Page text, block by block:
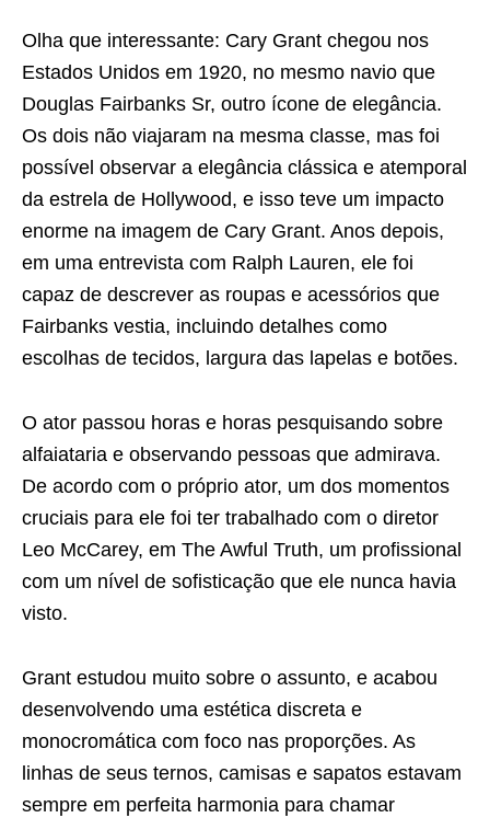
Olha que interessante: Cary Grant chegou nos
Estados Unidos em 1920, no mesmo navio que
Douglas Fairbanks Sr, outro ícone de elegância.
Os dois não viajaram na mesma classe, mas foi
possível observar a elegância clássica e atemporal
da estrela de Hollywood, e isso teve um impacto
enorme na imagem de Cary Grant. Anos depois,
em uma entrevista com Ralph Lauren, ele foi
capaz de descrever as roupas e acessórios que
Fairbanks vestia, incluindo detalhes como
escolhas de tecidos, largura das lapelas e botões.
O ator passou horas e horas pesquisando sobre
alfaiataria e observando pessoas que admirava.
De acordo com o próprio ator, um dos momentos
cruciais para ele foi ter trabalhado com o diretor
Leo McCarey, em The Awful Truth, um profissional
com um nível de sofisticação que ele nunca havia
visto.
Grant estudou muito sobre o assunto, e acabou
desenvolvendo uma estética discreta e
monocromática com foco nas proporções. As
linhas de seus ternos, camisas e sapatos estavam
sempre em perfeita harmonia para chamar